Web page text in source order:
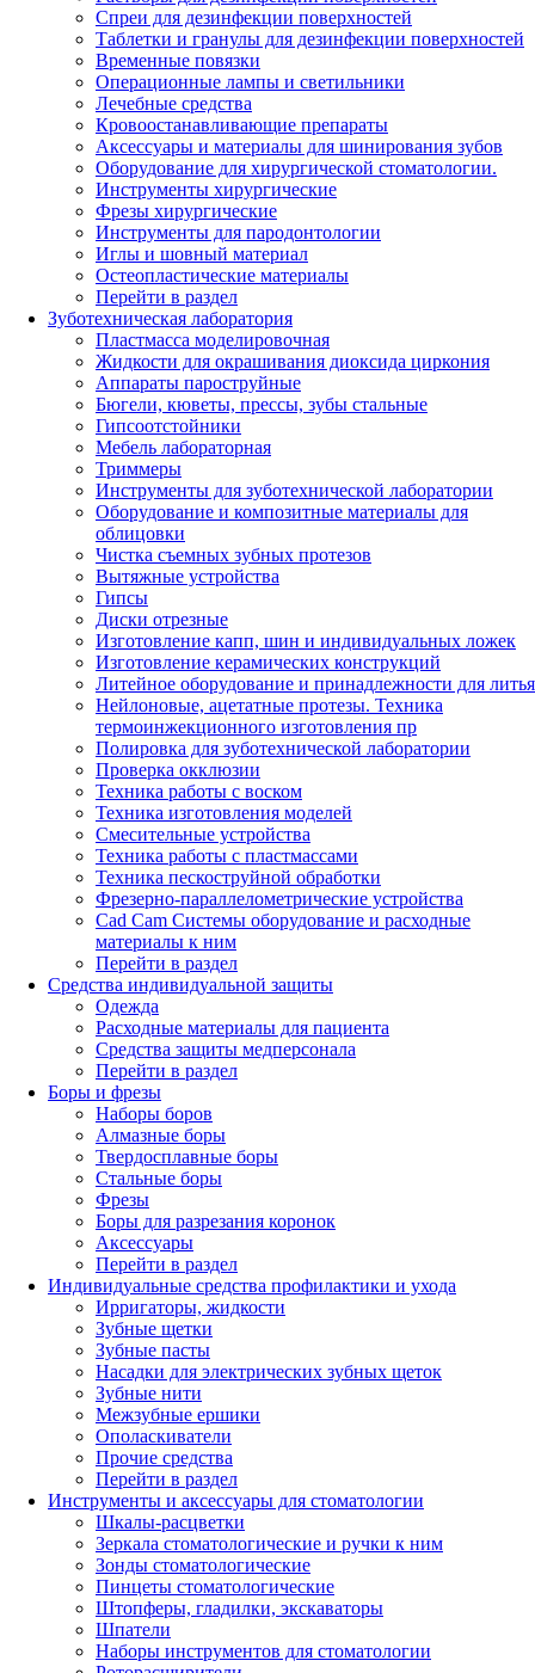
Спреи для дезинфекции поверхностей
Таблетки и гранулы для дезинфекции поверхностей
Временные повязки
Операционные лампы и светильники
Лечебные средства
Кровоостанавливающие препараты
Аксессуары и материалы для шинирования зубов
Оборудование для хирургической стоматологии.
Инструменты хирургические
Фрезы хирургические
Инструменты для пародонтологии
Иглы и шовный материал
Остеопластические материалы
Перейти в раздел
Зуботехническая лаборатория
Пластмасса моделировочная
Жидкости для окрашивания диоксида циркония
Аппараты пароструйные
Бюгели, кюветы, прессы, зубы стальные
Гипсоотстойники
Мебель лабораторная
Триммеры
Инструменты для зуботехнической лаборатории
Оборудование и композитные материалы для
облицовки
Чистка съемных зубных протезов
Вытяжные устройства
Гипсы
Диски отрезные
Изготовление капп, шин и индивидуальных ложек
Изготовление керамических конструкций
Литейное оборудование и принадлежности для литья
Нейлоновые, ацетатные протезы. Техника
термоинжекционного изготовления пр
Полировка для зуботехнической лаборатории
Проверка окклюзии
Техника работы с воском
Техника изготовления моделей
Смесительные устройства
Техника работы с пластмассами
Техника пескоструйной обработки
Фрезерно-параллелометрические устройства
Cad Cam Системы оборудование и расходные
материалы к ним
Перейти в раздел
Средства индивидуальной защиты
Одежда
Расходные материалы для пациента
Средства защиты медперсонала
Перейти в раздел
Боры и фрезы
Наборы боров
Алмазные боры
Твердосплавные боры
Стальные боры
Фрезы
Боры для разрезания коронок
Аксессуары
Перейти в раздел
Индивидуальные средства профилактики и ухода
Ирригаторы, жидкости
Зубные щетки
Зубные пасты
Насадки для электрических зубных щеток
Зубные нити
Межзубные ершики
Ополаскиватели
Прочие средства
Перейти в раздел
Инструменты и аксессуары для стоматологии
Шкалы-расцветки
Зеркала стоматологические и ручки к ним
Зонды стоматологические
Пинцеты стоматологические
Штопферы, гладилки, экскаваторы
Шпатели
Наборы инструментов для стоматологии